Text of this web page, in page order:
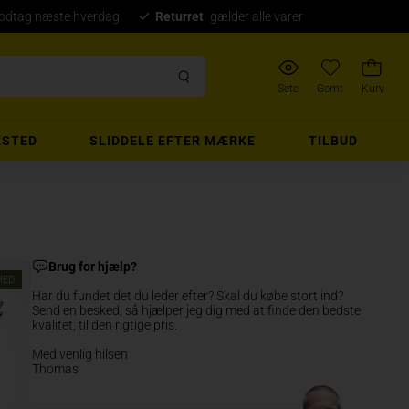
næste hverdag Returret gælder alle varer
Sete Gemt Kurv
SLIDDELE EFTER MÆRKE TILBUD
Brug for hjælp?
Har du fundet det du leder efter? Skal du købe stort ind?
Send en besked, så hjælper jeg dig med at finde den bedste
kvalitet, til den rigtige pris.
Med venlig hilsen
Thomas